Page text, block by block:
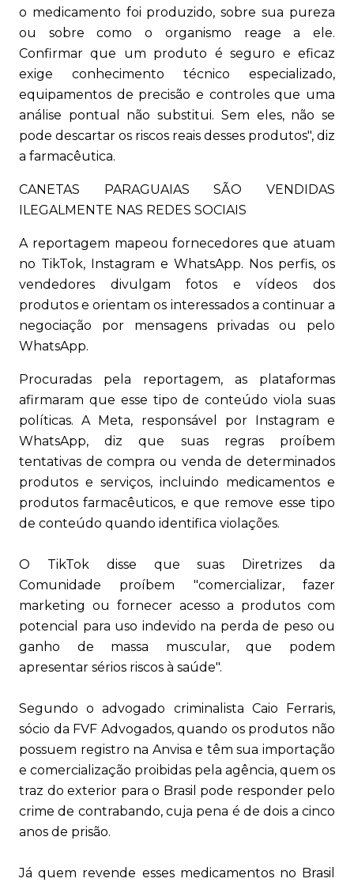
o medicamento foi produzido, sobre sua pureza
ou sobre como o organismo reage a ele.
Confirmar que um produto é seguro e eficaz
exige conhecimento técnico especializado,
equipamentos de precisão e controles que uma
análise pontual não substitui. Sem eles, não se
pode descartar os riscos reais desses produtos", diz
a farmacêutica.
CANETAS PARAGUAIAS SÃO VENDIDAS
ILEGALMENTE NAS REDES SOCIAIS
A reportagem mapeou fornecedores que atuam
no TikTok, Instagram e WhatsApp. Nos perfis, os
vendedores divulgam fotos e vídeos dos
produtos e orientam os interessados a continuar a
negociação por mensagens privadas ou pelo
WhatsApp.
Procuradas pela reportagem, as plataformas
afirmaram que esse tipo de conteúdo viola suas
políticas. A Meta, responsável por Instagram e
WhatsApp, diz que suas regras proíbem
tentativas de compra ou venda de determinados
produtos e serviços, incluindo medicamentos e
produtos farmacêuticos, e que remove esse tipo
de conteúdo quando identifica violações.
O TikTok disse que suas Diretrizes da
Comunidade proíbem "comercializar, fazer
marketing ou fornecer acesso a produtos com
potencial para uso indevido na perda de peso ou
ganho de massa muscular, que podem
apresentar sérios riscos à saúde".
Segundo o advogado criminalista Caio Ferraris,
sócio da FVF Advogados, quando os produtos não
possuem registro na Anvisa e têm sua importação
e comercialização proibidas pela agência, quem os
traz do exterior para o Brasil pode responder pelo
crime de contrabando, cuja pena é de dois a cinco
anos de prisão.
Já quem revende esses medicamentos no Brasil